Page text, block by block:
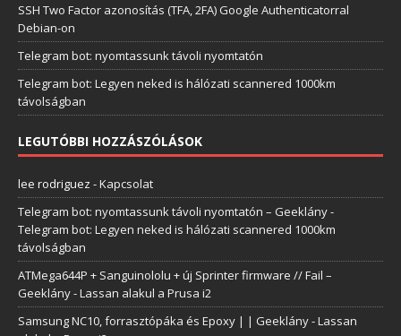
SSH Two Factor azonosítás (TFA, 2FA) Google Authenticatorral
Debian-on
Telegram bot: nyomtassunk távoli nyomtatón
Telegram bot: Legyen neked is hálózati scannered 1000km
távolságban
LEGUTÓBBI HOZZÁSZÓLÁSOK
lee rodriguez -Kapcsolat
Telegram bot: nyomtassunk távoli nyomtatón – Geeklány-
Telegram bot: Legyen neked is hálózati scannered 1000km
távolságban
ATMega644P + Sanguinololu + új Sprinter firmware // Fail –
Geeklány-Lassan alakul a Prusa i2
Samsung NC10, forrasztópáka és Epoxy | | Geeklány-Lassan